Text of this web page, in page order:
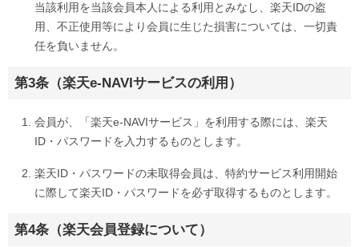
当該利用を当該会員本人による利用とみなし、楽天IDの盗
用、不正使用等により会員に生じた損害については、一切責
任を負いません。
第3条（楽天e-NAVIサービスの利用）
会員が、「楽天e-NAVIサービス」を利用する際には、楽天
ID・パスワードを入力するものとします。
楽天ID・パスワードの未取得会員は、特約サービス利用開始
に際して楽天ID・パスワードを必ず取得するものとします。
第4条（楽天会員登録について）